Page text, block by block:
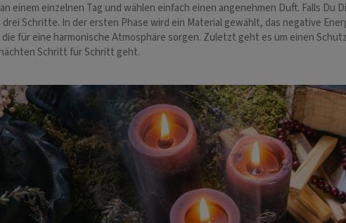
einem einzelnen Tag und wählen einfach einen angenehmen Duft. Falls Du
Schritte. In der ersten Phase wird ein Material gewählt, das negative
für eine harmonische Atmosphäre sorgen. Zuletzt geht es um einen
Schritt für Schritt geht.